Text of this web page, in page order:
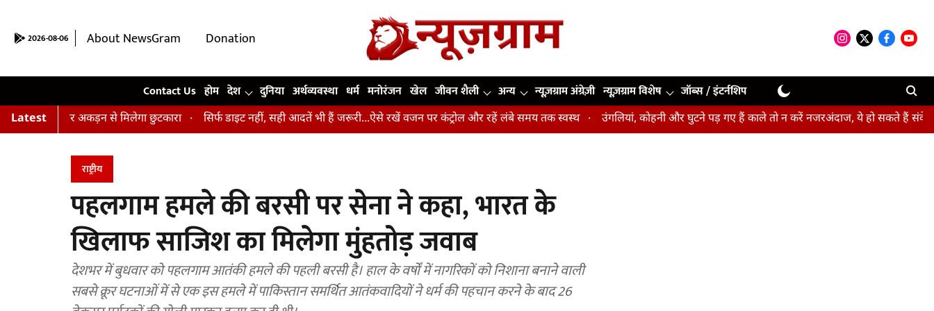
2026-08-06 About NewsGram
Donation
Contact Us होम देश दुनिया अर्थव्यवस्था धर्म मनोरंजन खेल जीवन शैली अन्य न्यूज़ग्राम अंग्रेज़ी न्यूज़ग्राम विशेष जॉब्स / इंटर्नशिप
Latest
और अकड़न से मिलेगा छुटकारा सिर्फ डाइट नहीं, सही आदतें भी हैं जरूरी...ऐसे रखें वजन पर कंट्रोल और रहें लंबे समय तक स्वस्थ उंगलियां, कोहनी और घुटने पड़ गए हैं काले तो न करें नजरअंदाज, ये हो सकते हैं संकेत
राष्ट्रीय
पहलगाम हमले की बरसी पर सेना ने कहा, भारत के
खिलाफ साजिश का मिलेगा मुंहतोड़ जवाब
देशभर में बुधवार को पहलगाम आतंकी हमले की पहली बरसी है। हाल के वर्षों में नागरिकों को निशाना बनाने वाली
सबसे क्रूर घटनाओं में से एक इस हमले में पाकिस्तान समर्थित आतंकवादियों ने धर्म की पहचान करने के बाद 26